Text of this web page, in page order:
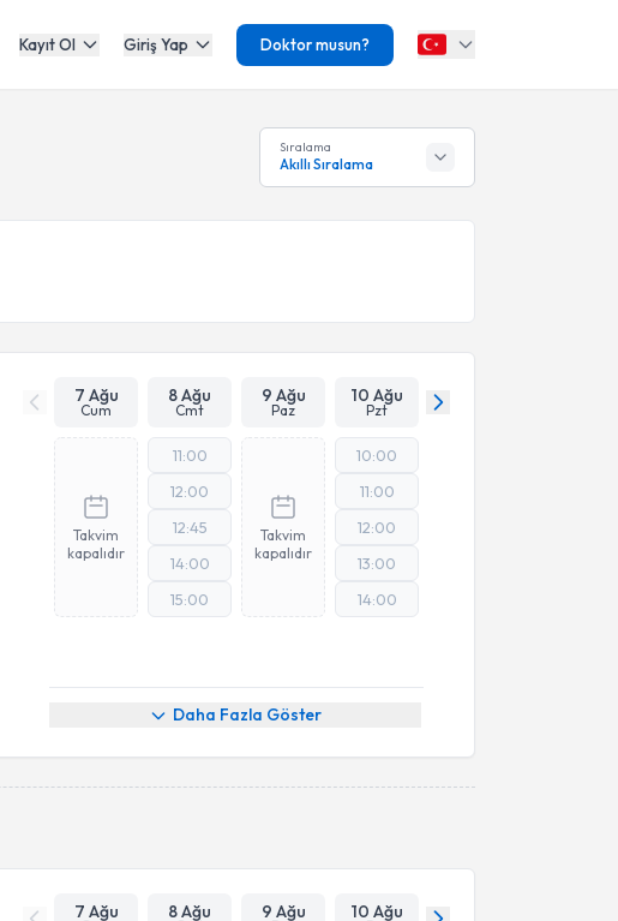
Kayıt Ol Giriş Yap Doktor musun?
Sıralama
Akıllı Sıralama
7 Ağu
Cum
8 Ağu
Cmt
9 Ağu
Paz
10 Ağu
Pzt
Takvim
kapalıdır
11:00
12:00
12:45
14:00
15:00
Takvim
kapalıdır
10:00
11:00
12:00
13:00
14:00
Daha Fazla Göster
7 Ağu 8 Ağu 9 Ağu 10 Ağu